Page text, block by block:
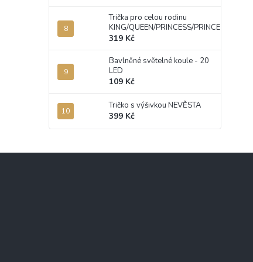
Trička pro celou rodinu
KING/QUEEN/PRINCESS/PRINCE
319 Kč
Bavlněné světelné koule - 20
LED
109 Kč
Tričko s výšivkou NEVĚSTA
399 Kč